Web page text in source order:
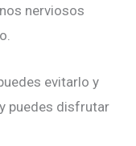
nerviosos
evitarlo y
puedes disfrutar